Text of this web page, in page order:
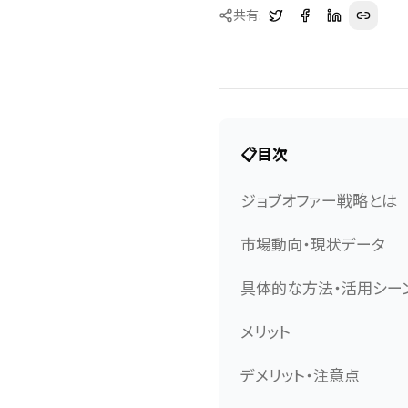
共有:
📋目次
ジョブオファー戦略とは
市場動向・現状データ
具体的な方法・活用シー
メリット
デメリット・注意点